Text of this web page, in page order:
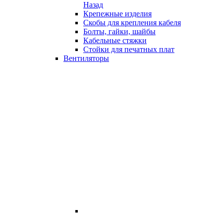
Назад
Крепежные изделия
Скобы для крепления кабеля
Болты, гайки, шайбы
Кабельные стяжки
Стойки для печатных плат
Вентиляторы